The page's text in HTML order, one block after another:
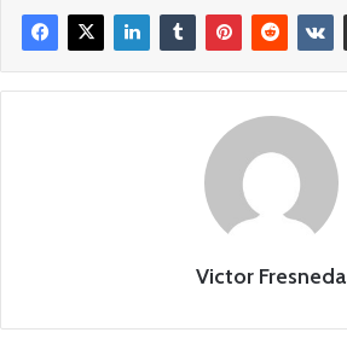
Victor Fresneda